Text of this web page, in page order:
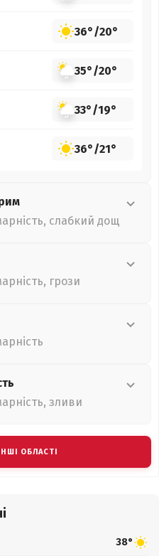
36°/20°
35°/20°
33°/19°
36°/21°
слабкий дощ
грози
зливи
ОБЛАСТІ
38°